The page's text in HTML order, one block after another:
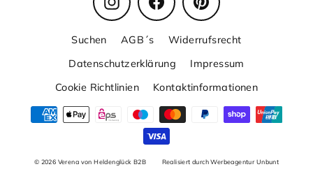
Suchen AGB´s
Widerrufsrecht
Datenschutzerklärung
Impressum
Cookie Richtlinien
Kontaktinformationen
© 2026 Verena von Heldenglück B2B Realisiert durch Werbeagentur Unbunt